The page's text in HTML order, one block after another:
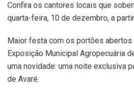
Confira os cantores locais que
quarta-feira, 10 de dezembro, a partir
Maior festa com os portões abertos
Exposição Municipal Agropecuária
uma novidade: uma noite exclusiva
de Avaré.